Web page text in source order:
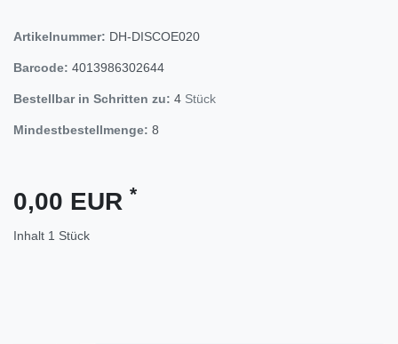
Artikelnummer: DH-DISCOE020
Barcode: 4013986302644
Bestellbar in Schritten zu: 4 Stück
Mindestbestellmenge: 8
0,00 EUR *
Inhalt 1 Stück